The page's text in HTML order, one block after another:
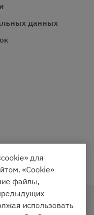
данных
Стол.
для
«Cookie»
файлы,
использовать